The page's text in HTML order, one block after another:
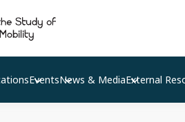
EventsNews & MediaExternal